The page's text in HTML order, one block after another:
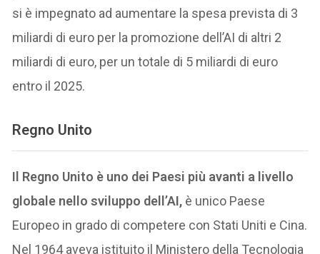
si è impegnato ad aumentare la spesa prevista di 3
miliardi di euro per la promozione dell’AI di altri 2
miliardi di euro, per un totale di 5 miliardi di euro
entro il 2025.
Regno Unito
Il Regno Unito è uno dei Paesi più avanti a livello
globale nello sviluppo dell’AI, è unico Paese
Europeo in grado di competere con Stati Uniti e Cina.
Nel 1964 aveva istituito il Ministero della Tecnologia